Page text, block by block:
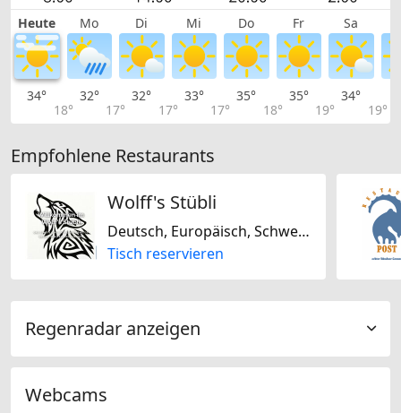
Heute Mo Di Mi Do Fr Sa
34°
18°
32°
17°
32°
17°
33°
17°
35°
18°
35°
19°
34°
19°
Empfohlene Restaurants
Wolff's Stübli
Deutsch, Europäisch, Schweizerisch, Saisonal
Tisch reservieren
Regenradar anzeigen
Webcams